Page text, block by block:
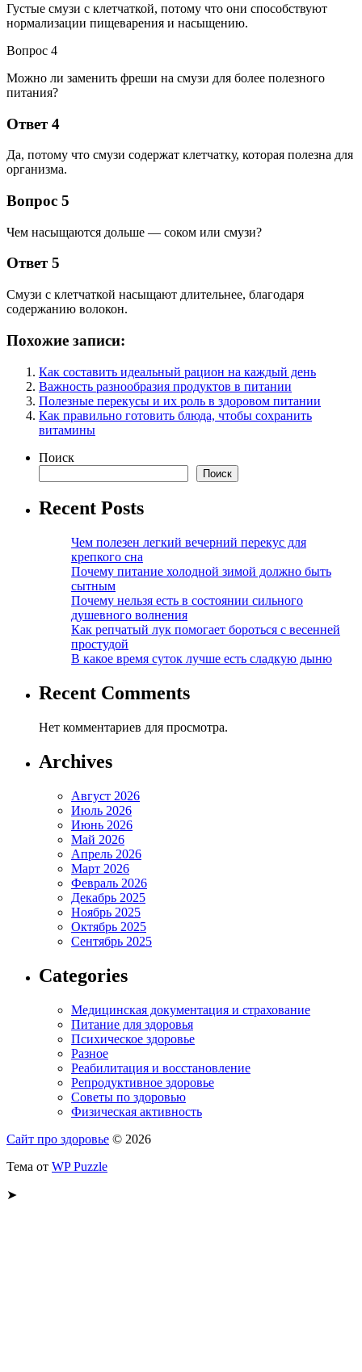
Густые смузи с клетчаткой, потому что они способствуют
нормализации пищеварения и насыщению.
Вопрос 4
Можно ли заменить фреши на смузи для более полезного
питания?
Ответ 4
Да, потому что смузи содержат клетчатку, которая полезна для
организма.
Вопрос 5
Чем насыщаются дольше — соком или смузи?
Ответ 5
Смузи с клетчаткой насыщают длительнее, благодаря
содержанию волокон.
Похожие записи:
Как составить идеальный рацион на каждый день
Важность разнообразия продуктов в питании
Полезные перекусы и их роль в здоровом питании
Как правильно готовить блюда, чтобы сохранить
витамины
Поиск
Поиск
Recent Posts
Чем полезен легкий вечерний перекус для
крепкого сна
Почему питание холодной зимой должно быть
сытным
Почему нельзя есть в состоянии сильного
душевного волнения
Как репчатый лук помогает бороться с весенней
простудой
В какое время суток лучше есть сладкую дыню
Recent Comments
Нет комментариев для просмотра.
Archives
Август 2026
Июль 2026
Июнь 2026
Май 2026
Апрель 2026
Март 2026
Февраль 2026
Декабрь 2025
Ноябрь 2025
Октябрь 2025
Сентябрь 2025
Categories
Медицинская документация и страхование
Питание для здоровья
Психическое здоровье
Разное
Реабилитация и восстановление
Репродуктивное здоровье
Советы по здоровью
Физическая активность
Сайт про здоровье © 2026
Тема от WP Puzzle
➤